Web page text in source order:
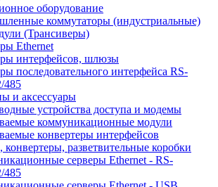
оборудование
коммутаторы (индустриальные)
(Трансиверы)
Ethernet
интерфейсов, шлюзы
последовательного интерфейса RS-
485
и аксессуары
устройства доступа и модемы
коммуникационные модули
конвертеры интерфейсов
конвертеры, разветвительные коробки
серверы Ethernet - RS-
485